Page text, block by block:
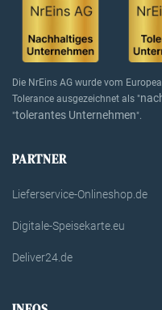
Die NrEins AG wurde vom
Tolerance ausgezeichnet als "
"tolerantes Unternehmen".
PARTNER
Lieferservice-Onlineshop.de
Digitale-Speisekarte.eu
Deliver24.de